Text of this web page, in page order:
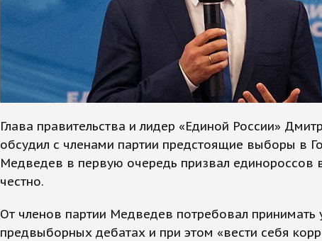
Глава правительства и лидер «Единой России»
обсудил с членами партии предстоящие выборы в
Медведев в первую очередь призвал единороссов
честно.
От членов партии Медведев потребовал принимать
предвыборных дебатах и при этом «вести себя